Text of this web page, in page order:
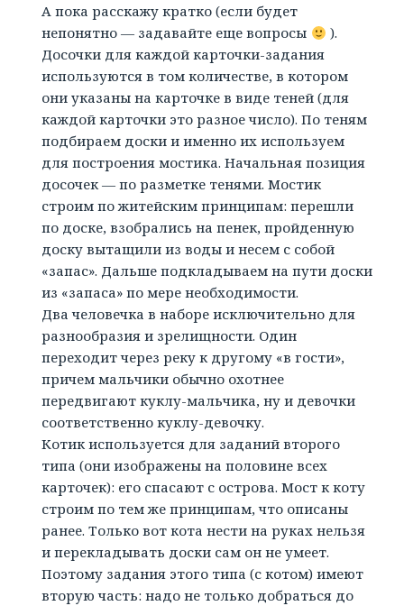
А пока расскажу кратко (если будет
непонятно — задавайте еще вопросы
).
Досочки для каждой карточки-задания
используются в том количестве, в котором
они указаны на карточке в виде теней (для
каждой карточки это разное число). По теням
подбираем доски и именно их используем
для построения мостика. Начальная позиция
досочек — по разметке тенями. Мостик
строим по житейским принципам: перешли
по доске, взобрались на пенек, пройденную
доску вытащили из воды и несем с собой
«запас». Дальше подкладываем на пути доски
из «запаса» по мере необходимости.
Два человечка в наборе исключительно для
разнообразия и зрелищности. Один
переходит через реку к другому «в гости»,
причем мальчики обычно охотнее
передвигают куклу-мальчика, ну и девочки
соответственно куклу-девочку.
Котик используется для заданий второго
типа (они изображены на половине всех
карточек): его спасают с острова. Мост к коту
строим по тем же принципам, что описаны
ранее. Только вот кота нести на руках нельзя
и перекладывать доски сам он не умеет.
Поэтому задания этого типа (с котом) имеют
вторую часть: надо не только добраться до